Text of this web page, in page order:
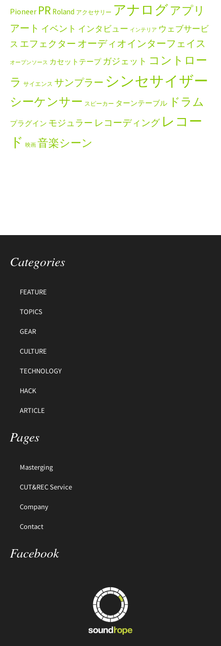
Pioneer PR Roland アクセサリー アナログアプリ
アート イベント インタビュー インテリア ウェブサービ
ス エフェクター オーディオインターフェイス
オープンソース カセットテープ ガジェット コントロー
ラ サイエンス サンプラー シンセサイザー
シーケンサー スピーカー ターンテーブル ドラム
プラグイン モジュラー レコーディング レコー
ド 映画 音楽シーン
Categories
FEATURE
TOPICS
GEAR
CULTURE
TECHNOLOGY
HACK
ARTICLE
Pages
Masterging
CUT&REC Service
Company
Contact
Facebook